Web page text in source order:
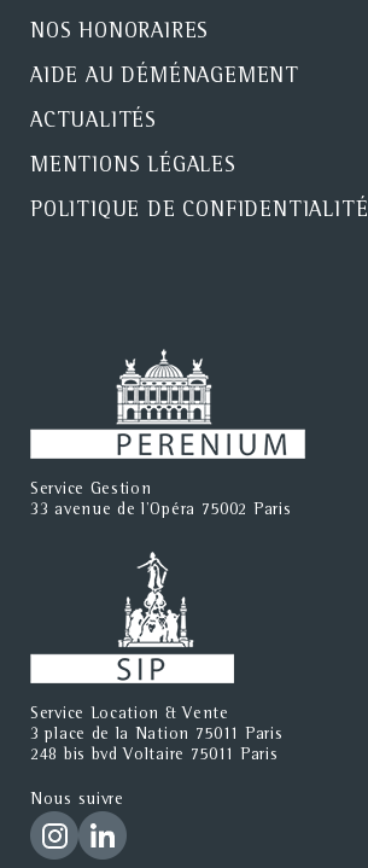
NOS HONORAIRES
AIDE AU DÉMÉNAGEMENT
ACTUALITÉS
MENTIONS LÉGALES
POLITIQUE DE CONFIDENTIALITÉ
Service Gestion
33 avenue de l'Opéra 75002 Paris
Service Location & Vente
3 place de la Nation 75011 Paris
248 bis bvd Voltaire 75011 Paris
Nous suivre